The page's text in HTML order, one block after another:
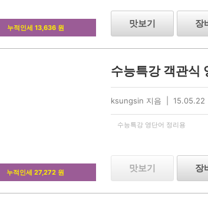
누적인세 13,636 원 맛보기 장
누적인세 27,272 원
수능특강 객관식
ksungsin 지음 |
수능특강 영단어 정리용
맛보기 장